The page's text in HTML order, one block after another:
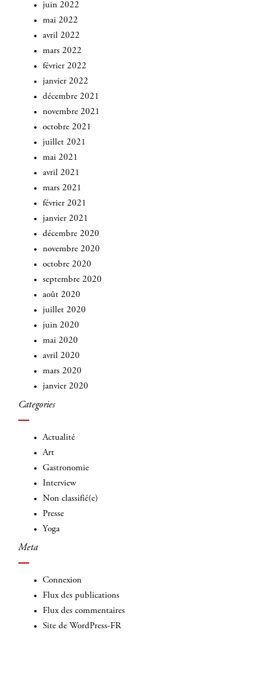
juin 2022
mai 2022
avril 2022
mars 2022
février 2022
janvier 2022
décembre 2021
novembre 2021
octobre 2021
juillet 2021
mai 2021
avril 2021
mars 2021
février 2021
janvier 2021
décembre 2020
novembre 2020
octobre 2020
septembre 2020
août 2020
juillet 2020
juin 2020
mai 2020
avril 2020
mars 2020
janvier 2020
Categories
Actualité
Art
Gastronomie
Interview
Non classifié(e)
Presse
Yoga
Meta
Connexion
Flux des publications
Flux des commentaires
Site de WordPress-FR